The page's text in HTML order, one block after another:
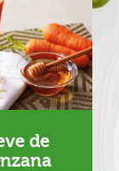
de